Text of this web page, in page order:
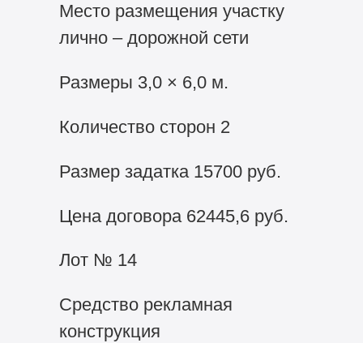
Место размещения участку
лично – дорожной сети
Размеры 3,0 × 6,0 м.
Количество сторон 2
Размер задатка 15700 руб.
Цена договора 62445,6 руб.
Лот № 14
Средство рекламная
конструкция